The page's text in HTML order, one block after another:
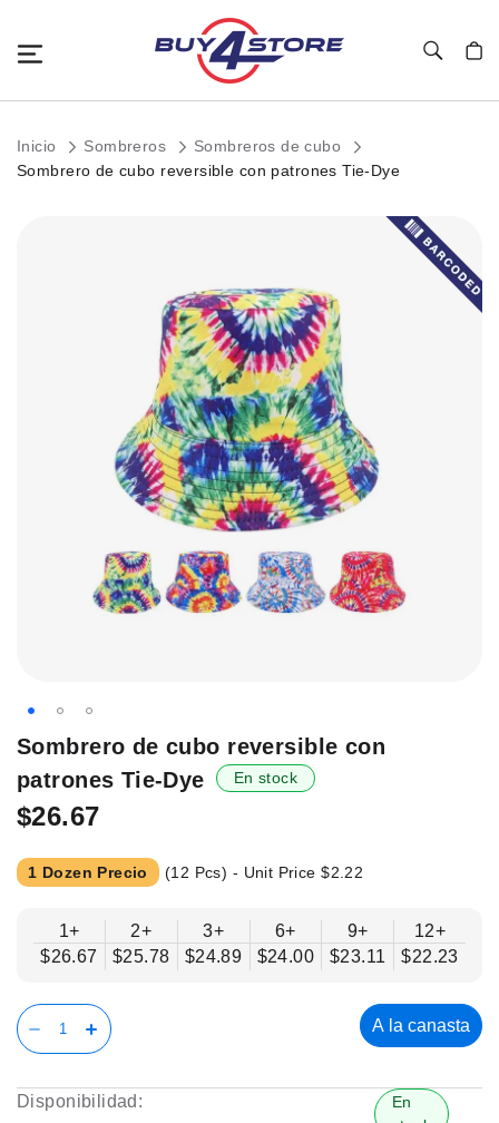
Inicio Sombreros
Sombreros de cubo
Sombrero de cubo reversible con patrones Tie-Dye
Saltar
principio
de
la
galería
de
Sombrero de cubo reversible con
patrones Tie-Dye
En stock
$26.67
1 Dozen Precio (12 Pcs) - Unit Price$2.22
1+
$26.67
2+
$25.78
3+
$24.89
6+
$24.00
9+
$23.11
12+
$22.23
A la canasta
Disponibilidad:
En